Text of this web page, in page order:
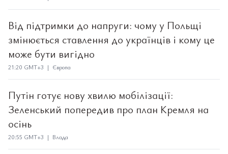
Від підтримки до напруги: чому у Польщі
змінюється ставлення до українців і кому це
може бути вигідно
21:20 GMT+3 | Європа
Путін готує нову хвилю мобілізації:
Зеленський попередив про план Кремля на
осінь
20:55 GMT+3 | Влада